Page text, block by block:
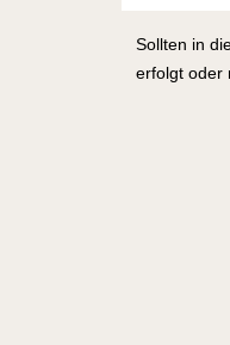
Sollten in
erfolgt oder